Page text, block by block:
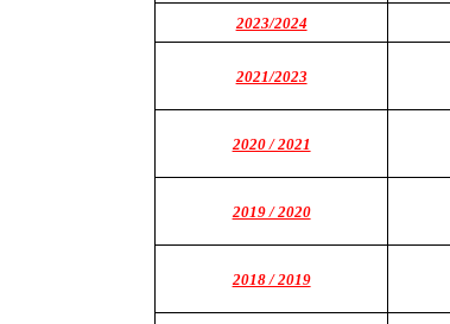
2023/2024
2021/2023
2020 / 2021
2019 / 2020
2018 / 2019